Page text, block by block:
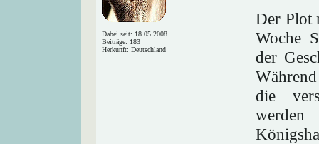
Dabei seit: 18.05.2008
Beiträge: 183
Herkunft: Deutschland
Der Plot
Woche
der
die
werden